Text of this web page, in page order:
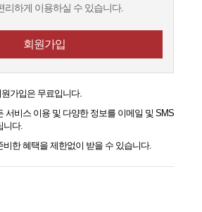
리하게 이용하실 수 있습니다.
회원가입
가입은 무료입니다.
서비스 이용 및 다양한 정보를 이메일 및 SMS
니다.
비한 혜택을 제한없이 받을 수 있습니다.